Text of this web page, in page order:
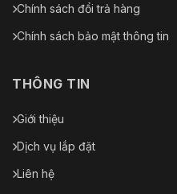
Chính sách đổi trả hàng
Chính sách bảo mật thông tin
THÔNG TIN
Giới thiệu
Dịch vụ lắp đặt
Liên hệ